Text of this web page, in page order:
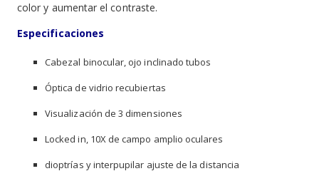
color y aumentar el contraste.
Especificaciones
Cabezal binocular, ojo inclinado tubos
Óptica de vidrio recubiertas
Visualización de 3 dimensiones
Locked in, 10X de campo amplio oculares
dioptrías y interpupilar ajuste de la distancia